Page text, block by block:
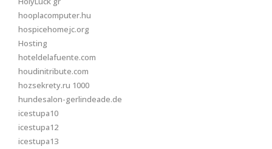
hooplacomputer.hu
hospicehomejc.org
Hosting
hoteldelafuente.com
houdinitribute.com
hozsekrety.ru 1000
hundesalon-gerlindeade.de
icestupa10
icestupa12
icestupa13